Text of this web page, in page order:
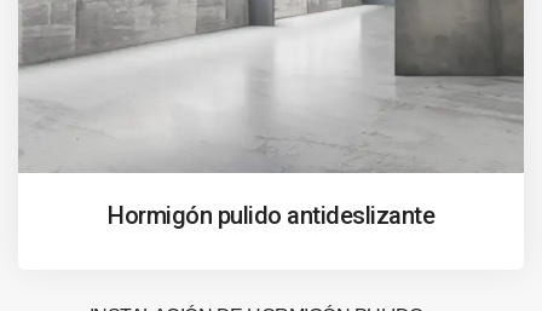
Hormigón pulido antideslizante